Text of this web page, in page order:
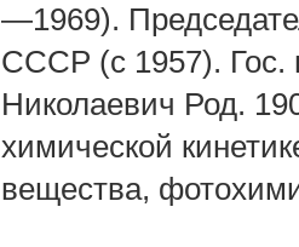
—1969).
СССР (с 1957). Гос.
Николаевич Род.
химической
вещества,